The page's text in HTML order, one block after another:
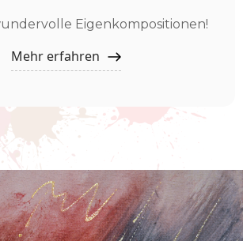
Eigenkompositionen!
Mehr erfahren